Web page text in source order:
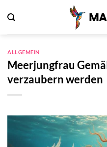
Inhalt
ALLGEMEIN
Meerjungfrau
verzaubern werden